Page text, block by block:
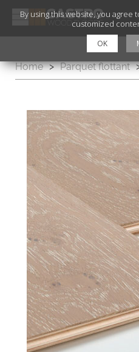
Home > Parquet flottant
By using this website, you agree
customized
OK